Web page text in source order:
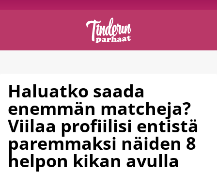
Haluatko saada
enemmän matcheja?
Viilaa profiilisi entistä
paremmaksi näiden 8
helpon kikan avulla